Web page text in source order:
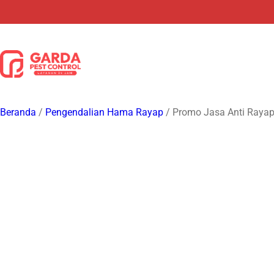
ke
Beranda / Pengendalian Hama Rayap / Promo Jasa Anti